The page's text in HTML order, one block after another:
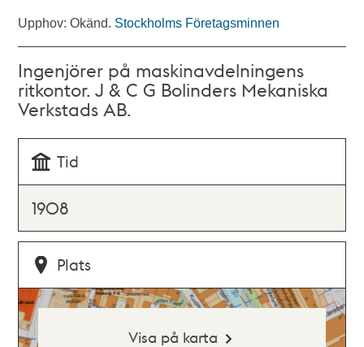
Upphov: Okänd. Stockholms Företagsminnen
Ingenjörer på maskinavdelningens
ritkontor. J & C G Bolinders Mekaniska
Verkstads AB.
Tid
1908
Plats
Visa på karta